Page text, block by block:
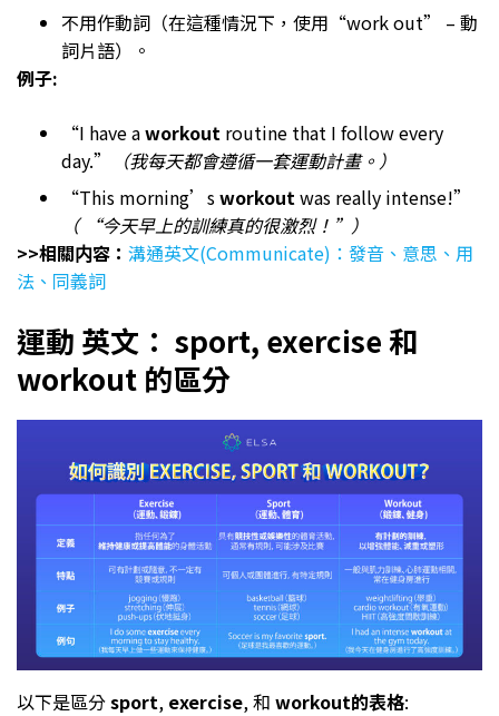
不用作動詞（在這種情況下，使用“work out” – 動
詞片語）。
例子:
“I have aworkout routine that I follow every
day.”
（我每天都會遵循一套運動計畫。）
“This morning’sworkoutwas really intense!”
（ “今天早上的訓練真的很激烈！”）
>>相關内容： 溝通英文(Communicate)：發音、意思、用
法、同義詞
運動 英文： sport, exercise 和
workout 的區分
以下是區分sport, exercise, 和 workout的表格: